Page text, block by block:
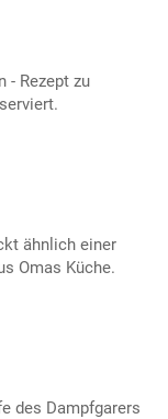
- Rezept zu
ähnlich einer
Omas Küche.
des Dampfgarers